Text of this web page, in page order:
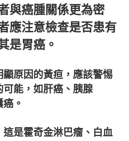
與癌腫關係更為密
應注意檢查是否患有
是胃癌。
原因的黃疸，應該警惕
能，如肝癌、胰腺
。
是霍奇金淋巴瘤、白血